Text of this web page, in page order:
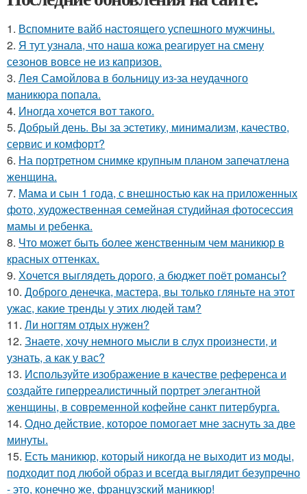
1. Вспомните вайб настоящего успешного мужчины.
2. Я тут узнала, что наша кожа реагирует на смену
сезонов вовсе не из капризов.
3. Лея Самойлова в больницу из-за неудачного
маникюра попала.
4. Иногда хочется вот такого.
5. Добрый день. Вы за эстетику, минимализм, качество,
сервис и комфорт?
6. На портретном снимке крупным планом запечатлена
женщина.
7. Мама и сын 1 года, с внешностью как на приложенных
фото, художественная семейная студийная фотосессия
мамы и ребенка.
8. Что может быть более женственным чем маникюр в
красных оттенках.
9. Хочется выглядеть дорого, а бюджет поёт романсы?
10. Доброго денечка, мастера, вы только гляньте на этот
ужас, какие тренды у этих людей там?
11. Ли ногтям отдых нужен?
12. Знаете, хочу немного мысли в слух произнести, и
узнать, а как у вас?
13. Используйте изображение в качестве референса и
создайте гиперреалистичный портрет элегантной
женщины, в современной кофейне санкт питербурга.
14. Одно действие, которое помогает мне заснуть за две
минуты.
15. Есть маникюр, который никогда не выходит из моды,
подходит под любой образ и всегда выглядит безупречно
- это, конечно же, французский маникюр!